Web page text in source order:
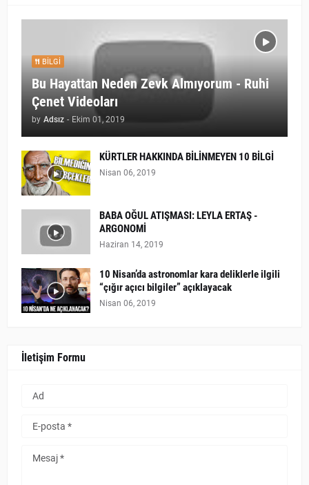
BILGI
Bu Hayattan Neden Zevk Almıyorum - Ruhi
Çenet Videoları
by Adsız - Ekim 01, 2019
KÜRTLER HAKKINDA BİLİNMEYEN 10 BİLGİ
Nisan 06, 2019
BABA OĞUL ATIŞMASI: LEYLA ERTAŞ -
ARGONOMİ
Haziran 14, 2019
10 Nisan’da astronomlar kara deliklerle ilgili
“çığır açıcı bilgiler” açıklayacak
Nisan 06, 2019
İletişim Formu